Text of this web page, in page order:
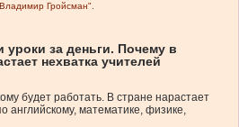
Гройсман".
за деньги. Почему в
нехватка учителей
будет работать. В стране нарастает
английскому, математике, физике,